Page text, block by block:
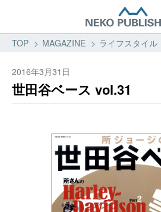
TOP MAGAZINE ライフスタイル
2016年3月31日
世田谷ベース vol.31